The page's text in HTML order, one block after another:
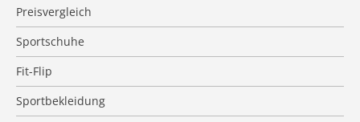
Preisvergleich
Sportschuhe
Fit-Flip
Sportbekleidung